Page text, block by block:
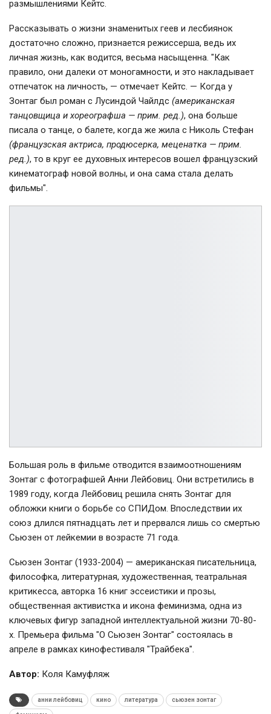
размышлениями Кейтс.
Рассказывать о жизни знаменитых геев и лесбиянок
достаточно сложно, признается режиссерша, ведь их
личная жизнь, как водится, весьма насыщенна. "Как
правило, они далеки от моногамности, и это накладывает
отпечаток на личность, — отмечает Кейтс. — Когда у
Зонтаг был роман с Лусиндой Чайлдс (американская
танцовщица и хореографша — прим. ред.), она больше
писала о танце, о балете, когда же жила с Николь Стефан
(французская актриса, продюсерка, меценатка — прим.
ред.), то в круг ее духовных интересов вошел французский
кинематограф новой волны, и она сама стала делать
фильмы".
Большая роль в фильме отводится взаимоотношениям
Зонтаг с фотографшей Анни Лейбовиц. Они встретились в
1989 году, когда Лейбовиц решила снять Зонтаг для
обложки книги о борьбе со СПИДом. Впоследствии их
союз длился пятнадцать лет и прервался лишь со смертью
Сьюзен от лейкемии в возрасте 71 года.
Сьюзен Зонтаг (1933-2004) — американская писательница,
философка, литературная, художественная, театральная
критикесса, авторка 16 книг эссеистики и прозы,
общественная активистка и икона феминизма, одна из
ключевых фигур западной интеллектуальной жизни 70-80-
х. Премьера фильма "О Сьюзен Зонтаг" состоялась в
апреле в рамках кинофестиваля "Трайбека".
Автор: Коля Камуфляж
анни лейбовиц кино литература сьюзен зонтаг